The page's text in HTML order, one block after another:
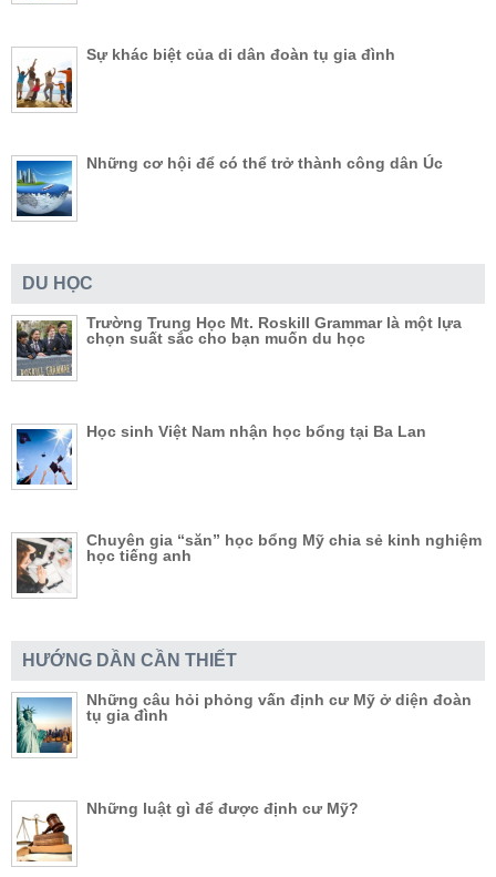
Sự khác biệt của di dân đoàn tụ gia đình
Những cơ hội để có thể trở thành công dân Úc
DU HỌC
Trường Trung Học Mt. Roskill Grammar là một lựa
chọn suất sắc cho bạn muốn du học
Học sinh Việt Nam nhận học bổng tại Ba Lan
Chuyên gia “săn” học bổng Mỹ chia sẻ kinh nghiệm
học tiếng anh
HƯỚNG DẦN CẦN THIẾT
Những câu hỏi phỏng vấn định cư Mỹ ở diện đoàn
tụ gia đình
Những luật gì để được định cư Mỹ?